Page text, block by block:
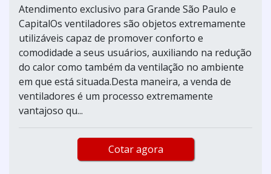
Atendimento exclusivo para Grande São Paulo e
CapitalOs ventiladores são objetos extremamente
utilizáveis capaz de promover conforto e
comodidade a seus usuários, auxiliando na redução
do calor como também da ventilação no ambiente
em que está situada.Desta maneira, a venda de
ventiladores é um processo extremamente
vantajoso qu...
Cotar agora